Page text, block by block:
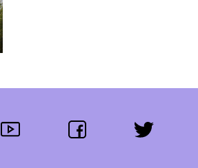
Segue-nos:
youtube facebook twitter